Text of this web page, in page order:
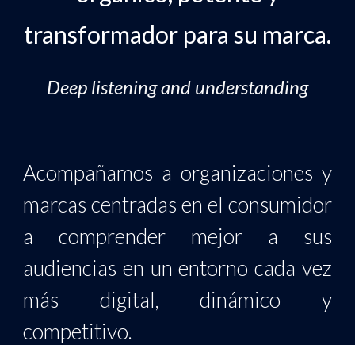
transformador para su marca.
Deep listening and understanding
Acompañamos a organizaciones y
marcas centradas en el consumidor
a comprender mejor a sus
audiencias en un entorno cada vez
más digital, dinámico y
competitivo.